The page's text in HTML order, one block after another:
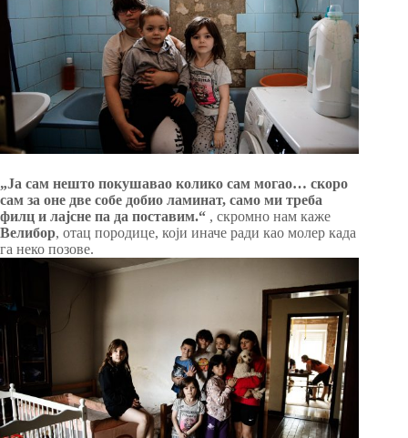
„Ја сам нешто покушавао колико сам могао… скоро
сам за оне две собе добио ламинат, само ми треба
филц и лајсне па да поставим.“ , скромно нам каже
Велибор, отац породице, који иначе ради као молер када
га неко позове.